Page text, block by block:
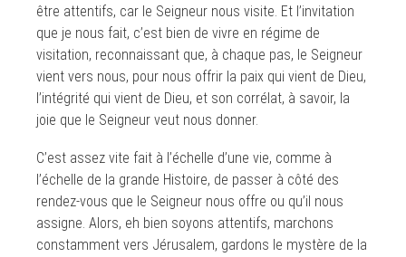
être attentifs, car le Seigneur nous visite. Et l’invitation
que je nous fait, c’est bien de vivre en régime de
visitation, reconnaissant que, à chaque pas, le Seigneur
vient vers nous, pour nous offrir la paix qui vient de Dieu,
l’intégrité qui vient de Dieu, et son corrélat, à savoir, la
joie que le Seigneur veut nous donner.
C’est assez vite fait à l’échelle d’une vie, comme à
l’échelle de la grande Histoire, de passer à côté des
rendez-vous que le Seigneur nous offre ou qu’il nous
assigne. Alors, eh bien soyons attentifs, marchons
constamment vers Jérusalem, gardons le mystère de la